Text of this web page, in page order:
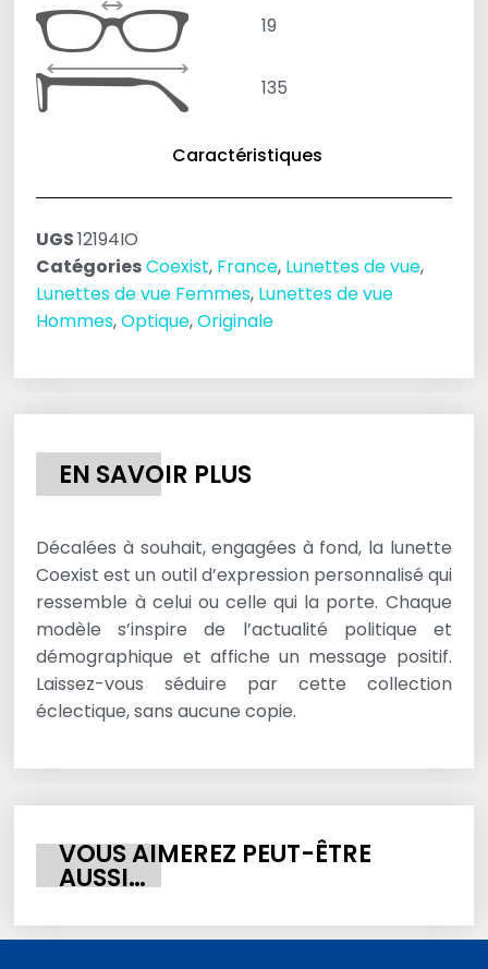
19
135
Caractéristiques
UGS12194IO
CatégoriesCoexist, France, Lunettes de vue,
Lunettes de vue Femmes, Lunettes de vue
Hommes,Optique,Originale
EN SAVOIR PLUS
Décalées à souhait, engagées à fond, la lunette
Coexist est un outil d’expression personnalisé qui
ressemble à celui ou celle qui la porte. Chaque
modèle s’inspire de l’actualité politique et
démographique et affiche un message positif.
Laissez-vous séduire par cette collection
éclectique, sans aucune copie.
VOUS AIMEREZ PEUT-ÊTRE
AUSSI…